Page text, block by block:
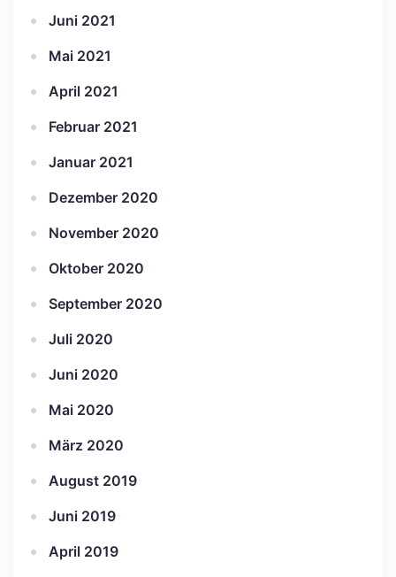
Juni 2021
Mai 2021
April 2021
Februar 2021
Januar 2021
Dezember 2020
November 2020
Oktober 2020
September 2020
Juli 2020
Juni 2020
Mai 2020
März 2020
August 2019
Juni 2019
April 2019